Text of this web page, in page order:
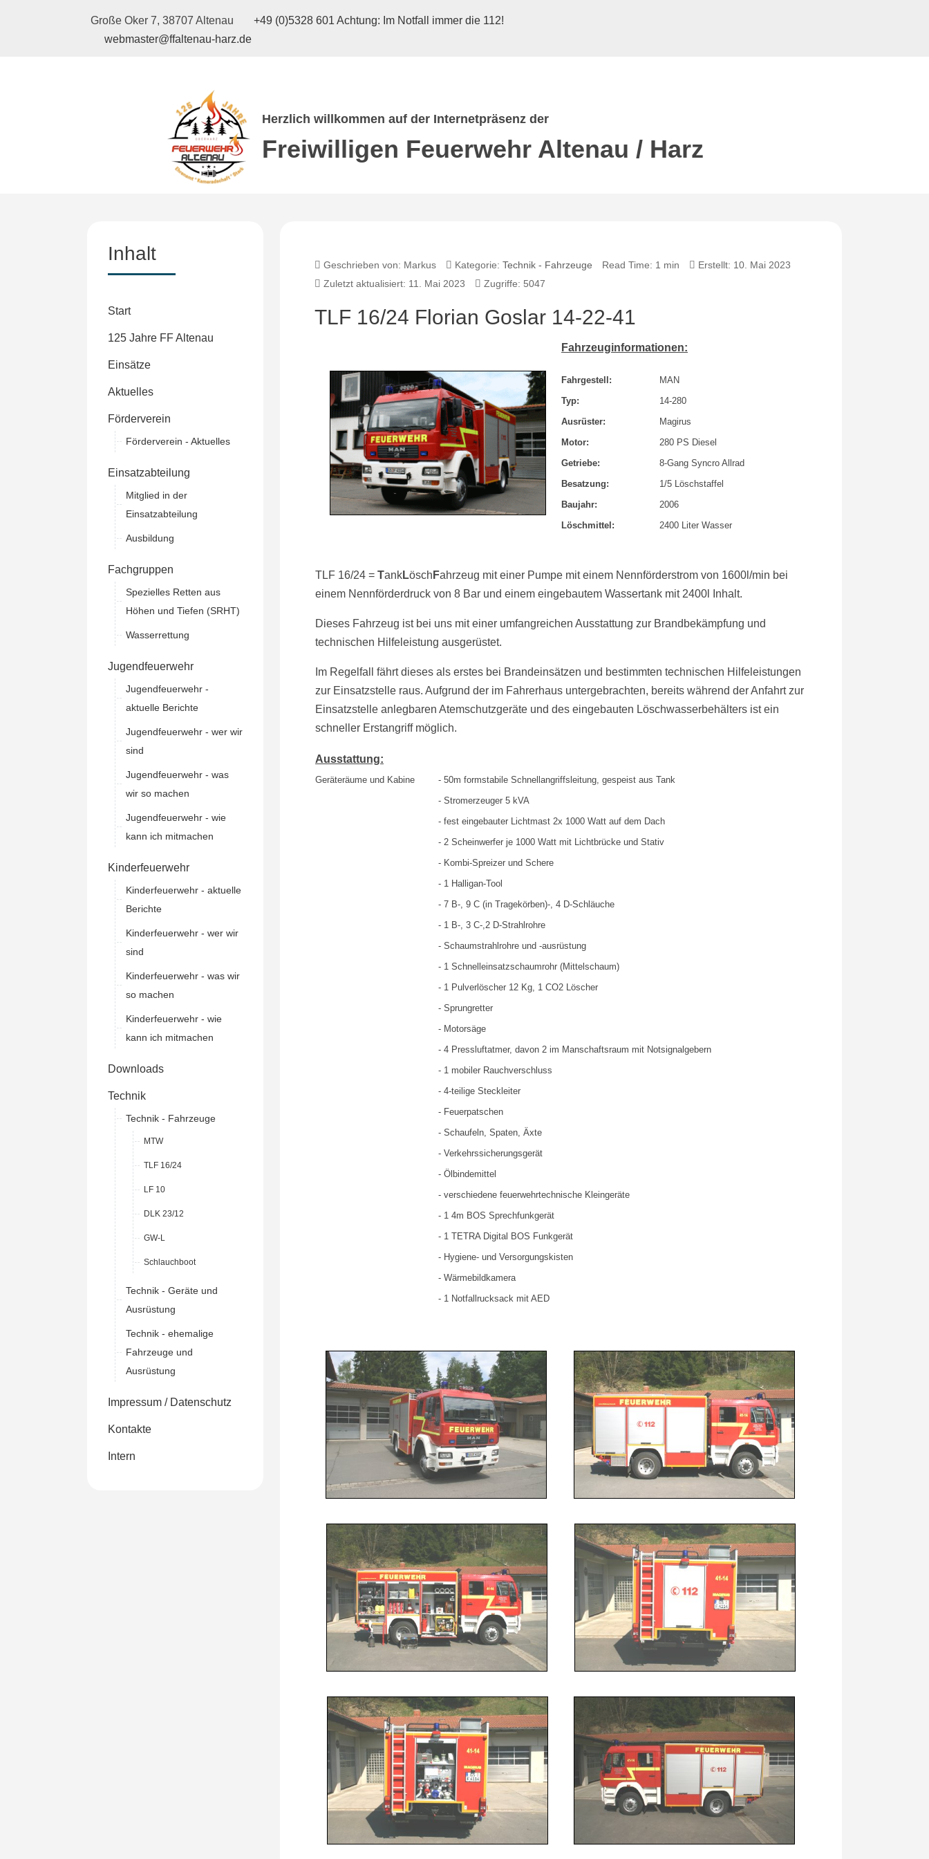
Große Oker 7, 38707 Altenau
+49 (0)5328 601 Achtung: Im Notfall immer die 112!
webmaster@ffaltenau-harz.de
Herzlich willkommen auf der Internetpräsenz der
Freiwilligen Feuerwehr Altenau / Harz
Inhalt
Start
125 Jahre FF Altenau
Einsätze
Aktuelles
Förderverein
Förderverein - Aktuelles
Einsatzabteilung
Mitglied in der
Einsatzabteilung
Ausbildung
Fachgruppen
Spezielles Retten aus
Höhen und Tiefen (SRHT)
Wasserrettung
Jugendfeuerwehr
Jugendfeuerwehr -
aktuelle Berichte
Jugendfeuerwehr - wer wir
sind
Jugendfeuerwehr - was
wir so machen
Jugendfeuerwehr - wie
kann ich mitmachen
Kinderfeuerwehr
Kinderfeuerwehr - aktuelle
Berichte
Kinderfeuerwehr - wer wir
sind
Kinderfeuerwehr - was wir
so machen
Kinderfeuerwehr - wie
kann ich mitmachen
Downloads
Technik
Technik - Fahrzeuge
MTW
TLF 16/24
LF 10
DLK 23/12
GW-L
Schlauchboot
Technik - Geräte und
Ausrüstung
Technik - ehemalige
Fahrzeuge und
Ausrüstung
Impressum / Datenschutz
Kontakte
Intern
Geschrieben von: Markus Kategorie: Technik - Fahrzeuge Read Time: 1 min
Erstellt: 10. Mai 2023
Zuletzt aktualisiert: 11. Mai 2023
Zugriffe: 5047
TLF 16/24 Florian Goslar 14-22-41
Fahrzeuginformationen:
Fahrgestell:
MAN
Typ:
14-280
Ausrüster:
Magirus
Motor:
280 PS Diesel
Getriebe:
8-Gang Syncro Allrad
Besatzung:
1/5 Löschstaffel
Baujahr:
2006
Löschmittel:
2400 Liter Wasser
TLF 16/24 = TankLösch Fahrzeug mit einer Pumpe mit einem Nennförderstrom von 1600l/min bei
einem Nennförderdruck von 8 Bar und einem eingebautem Wassertank mit 2400l Inhalt.
Dieses Fahrzeug ist bei uns mit einer umfangreichen Ausstattung zur Brandbekämpfung und
technischen Hilfeleistung ausgerüstet.
Im Regelfall fährt dieses als erstes bei Brandeinsätzen und bestimmten technischen Hilfeleistungen
zur Einsatzstelle raus. Aufgrund der im Fahrerhaus untergebrachten, bereits während der Anfahrt zur
Einsatzstelle anlegbaren Atemschutzgeräte und des eingebauten Löschwasserbehälters ist ein
schneller Erstangriff möglich.
Ausstattung:
Geräteräume und Kabine
- 50m formstabile Schnellangriffsleitung, gespeist aus Tank
- Stromerzeuger 5 kVA
- fest eingebauter Lichtmast 2x 1000 Watt auf dem Dach
- 2 Scheinwerfer je 1000 Watt mit Lichtbrücke und Stativ
- Kombi-Spreizer und Schere
- 1 Halligan-Tool
- 7 B-, 9 C (in Tragekörben)-, 4 D-Schläuche
- 1 B-, 3 C-,2 D-Strahlrohre
- Schaumstrahlrohre und -ausrüstung
- 1 Schnelleinsatzschaumrohr (Mittelschaum)
- 1 Pulverlöscher 12 Kg, 1 CO2 Löscher
- Sprungretter
- Motorsäge
- 4 Pressluftatmer, davon 2 im Manschaftsraum mit Notsignalgebern
- 1 mobiler Rauchverschluss
- 4-teilige Steckleiter
- Feuerpatschen
- Schaufeln, Spaten, Äxte
- Verkehrssicherungsgerät
- Ölbindemittel
- verschiedene feuerwehrtechnische Kleingeräte
- 1 4m BOS Sprechfunkgerät
- 1 TETRA Digital BOS Funkgerät
- Hygiene- und Versorgungskisten
- Wärmebildkamera
- 1 Notfallrucksack mit AED